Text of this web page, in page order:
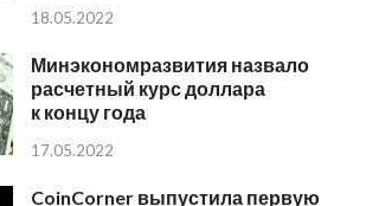
18.05.2022
Минэкономразвития назвало
расчетный курс доллара
к концу года
17.05.2022
CoinCorner выпустила первую